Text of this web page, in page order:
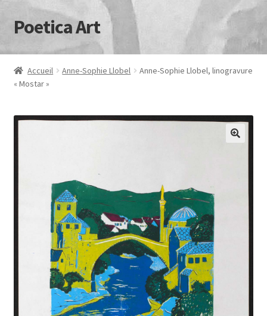
Aller
à
la
navigation
Aller
au
contenu
Poetica Art
Accueil Anne-Sophie Llobel
Anne-Sophie Llobel, linogravure
« Mostar »